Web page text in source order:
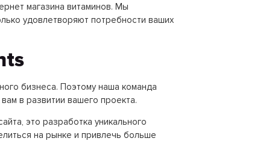
магазина витаминов. Мы
удовлетворяют потребности ваших
бизнеса. Поэтому наша команда
в развитии вашего проекта.
это разработка уникального
на рынке и привлечь больше